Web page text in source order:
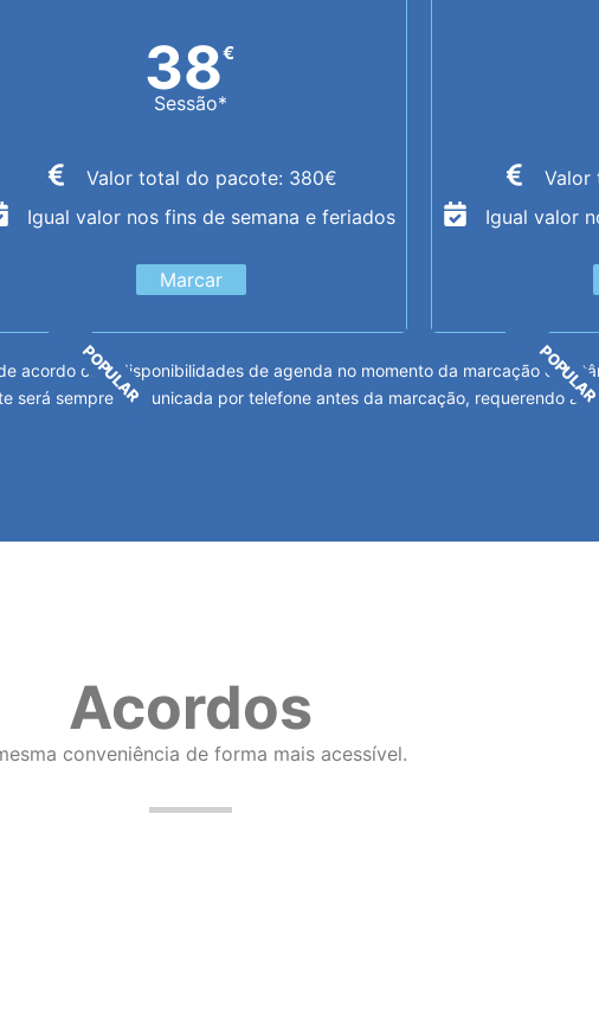
38€
Sessão*
Valor total do pacote: 380€
Igual valor nos fins de semana e feriados
Marcar
POPULAR
Valor
Igual valor
acordo com disponibilidades de agenda no momento da marcação e
será sempre comunicada por telefone antes da marcação, requerendo
Acordos
conveniência de forma mais acessível.